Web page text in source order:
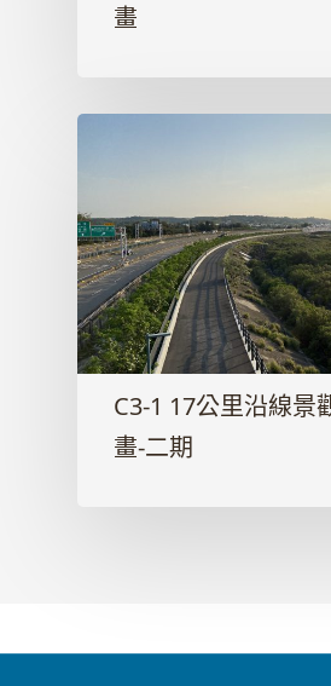
畫
C3-1 17公里沿線景
畫-二期